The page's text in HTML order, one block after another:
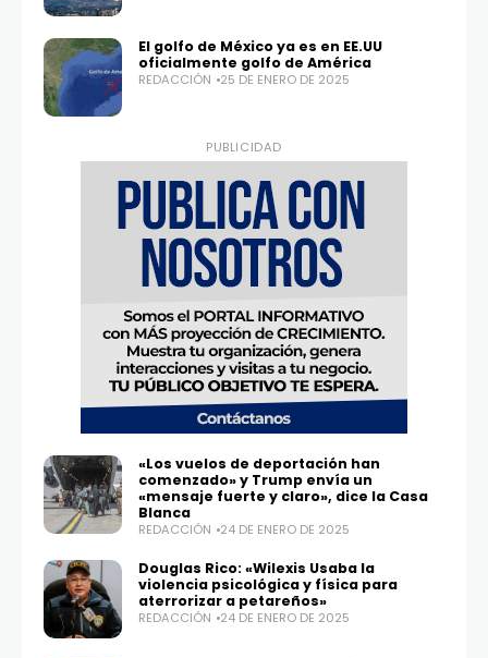
El golfo de México ya es en EE.UU
oficialmente golfo de América
REDACCIÓN 25 DE ENERO DE 2025
PUBLICIDAD
«Los vuelos de deportación han
comenzado» y Trump envía un
«mensaje fuerte y claro», dice la Casa
Blanca
REDACCIÓN 24 DE ENERO DE 2025
Douglas Rico: «Wilexis Usaba la
violencia psicológica y física para
aterrorizar a petareños»
REDACCIÓN 24 DE ENERO DE 2025